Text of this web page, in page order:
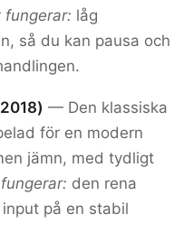
fungerar: låg
så du kan pausa och
— Den klassiska
för en modern
jämn, med tydligt
den rena
på en stabil